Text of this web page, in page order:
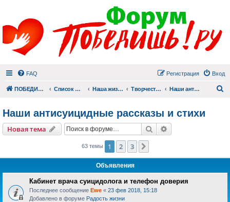
FAQ Вход
Регистрация
ПОБЕДИШЬ.РУ Список форумов Наша жизнь (не всё же о суициде!) Творчество Наши антисуицидные рассказы и стихи
Наши антисуицидные рассказы и стихи
Новая тема Поиск
63 темы 1 2 3
Объявления
Кабинет врача суицидолога и телефон доверия
Последнее сообщение Ewe « 23 фев 2018, 15:18
Добавлено в форуме Радость жизни